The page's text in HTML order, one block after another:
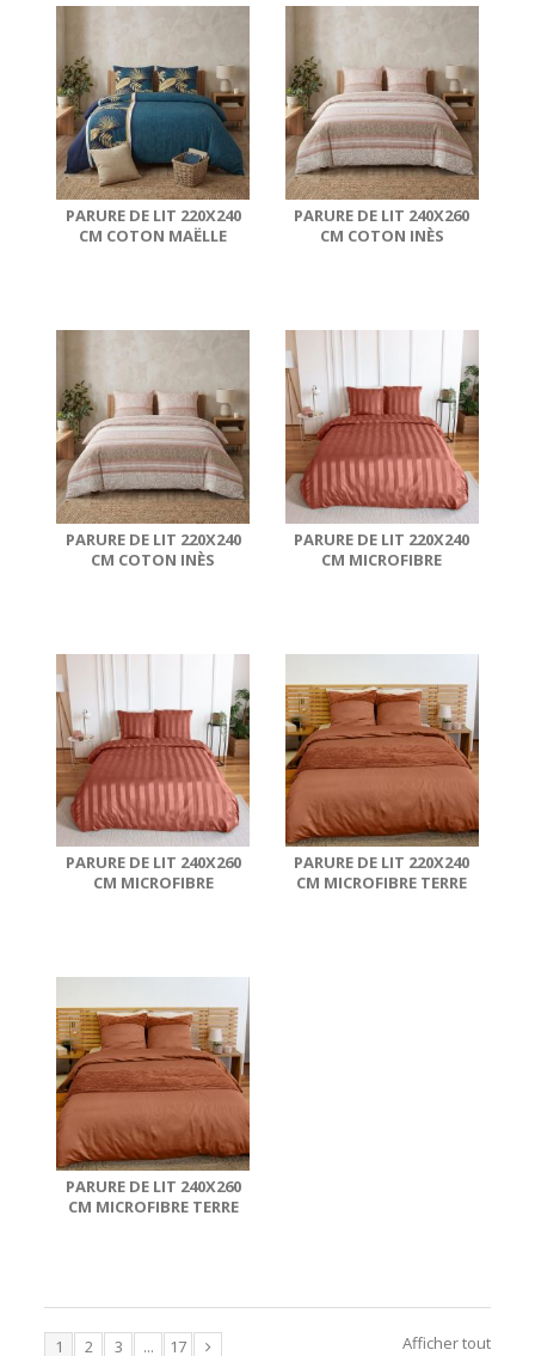
PARURE DE LIT 220X240
CM COTON MAËLLE
PARURE DE LIT 240X260
CM COTON INÈS
PARURE DE LIT 220X240
CM COTON INÈS
PARURE DE LIT 220X240
CM MICROFIBRE
PARURE DE LIT 240X260
CM MICROFIBRE
PARURE DE LIT 220X240
CM MICROFIBRE TERRE
PARURE DE LIT 240X260
CM MICROFIBRE TERRE
Afficher tout
1 2 3 ... 17